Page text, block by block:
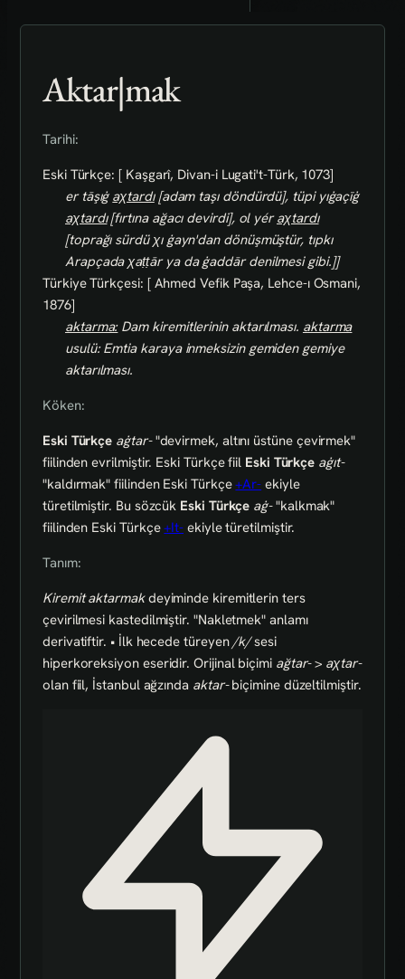
Aktar|mak
Tarihi:
Eski Türkçe: [ Kaşgarî, Divan-i Lugati't-Türk, 1073]
er tāşıġ aχtardı[adam taşı döndürdü], tüpi yıġaçīġ
aχtardı[fırtına ağacı devirdi], ol yéraχtardı
[toprağı sürdü χı ġayn'dan dönüşmüştür, tıpkı
Arapçada χaṭṭār ya da ġaddār denilmesi gibi.]]
Türkiye Türkçesi: [ Ahmed Vefik Paşa, Lehce-ı Osmani,
1876]
aktarma:Dam kiremitlerinin aktarılması. aktarma
usulü: Emtia karaya inmeksizin gemiden gemiye
aktarılması.
Köken:
Eski Türkçe aġtar-"devirmek, altını üstüne çevirmek"
fiilinden evrilmiştir. Eski Türkçe fiil Eski Türkçe aġıt-
"kaldırmak" fiilinden Eski Türkçe+Ar- ekiyle
türetilmiştir. Bu sözcük Eski Türkçe aġ-"kalkmak"
fiilinden Eski Türkçe+It- ekiyle türetilmiştir.
Tanım:
Kiremit aktarmakdeyiminde kiremitlerin ters
çevirilmesi kastedilmiştir. "Nakletmek" anlamı
derivatiftir. • İlk hecede türeyen/k/sesi
hiperkoreksiyon eseridir. Orijinal biçimi ağtar-> aχtar-
olan fiil, İstanbul ağzında aktar-biçimine düzeltilmiştir.